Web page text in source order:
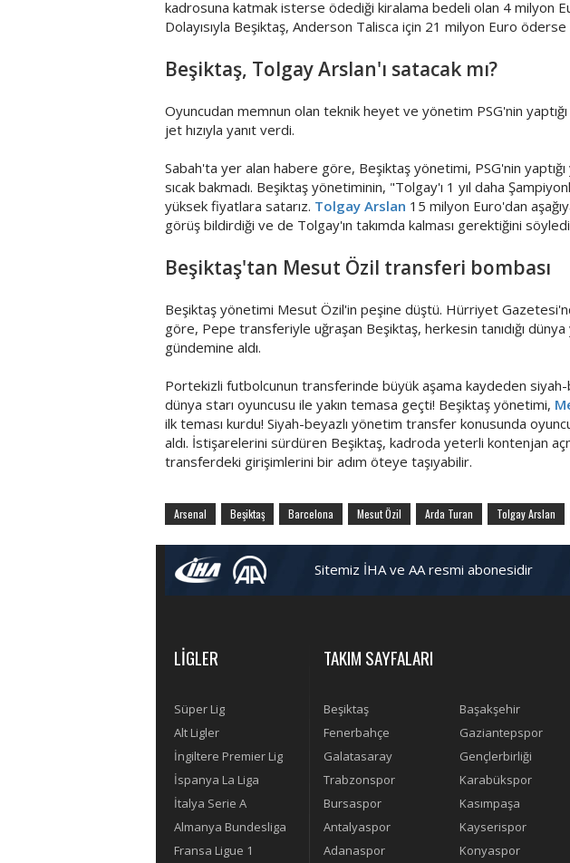
kadrosuna katmak isterse ödediği kiralama bedeli olan 4 milyon
Dolayısıyla Beşiktaş, Anderson Talisca için 21 milyon Euro
Beşiktaş, Tolgay Arslan'ı satacak mı?
Oyuncudan memnun olan teknik heyet ve yönetim PSG'nin
jet hızıyla yanıt verdi.
Sabah'ta yer alan habere göre, Beşiktaş yönetimi, PSG'nin
sıcak bakmadı. Beşiktaş yönetiminin, "Tolgay'ı 1 yıl daha
yüksek fiyatlara satarız. Tolgay Arslan 15 milyon Euro'dan
görüş bildirdiği ve de Tolgay'ın takımda kalması gerektiğini
Beşiktaş'tan Mesut Özil transferi bombası
Beşiktaş yönetimi Mesut Özil'in peşine düştü. Hürriyet
göre, Pepe transferiyle uğraşan Beşiktaş, herkesin tanıdığı dünya
gündemine aldı.
Portekizli futbolcunun transferinde büyük aşama kaydeden siyah-
dünya starı oyuncusu ile yakın temasa geçti! Beşiktaş yönetimi,
ilk teması kurdu! Siyah-beyazlı yönetim transfer konusunda
aldı. İstişarelerini sürdüren Beşiktaş, kadroda yeterli kontenjan
transferdeki girişimlerini bir adım öteye taşıyabilir.
Arsenal Beşiktaş Barcelona Mesut Özil Arda Turan Tolgay Arslan
Sitemiz İHA ve AA resmi abonesidir
LİGLER
Süper Lig
Alt Ligler
İngiltere Premier Lig
İspanya La Liga
İtalya Serie A
Almanya Bundesliga
Fransa Ligue 1
TAKIM SAYFALARI
Beşiktaş Başakşehir
Fenerbahçe
Gaziantepspor
Galatasaray
Gençlerbirliği
Trabzonspor
Karabükspor
Bursaspor
Kasımpaşa
Antalyaspor
Kayserispor
Adanaspor
Konyaspor